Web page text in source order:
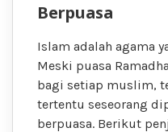
Berpuasa
Islam adalah agama
Meski puasa
bagi setiap muslim,
tertentu seseorang
berpuasa. Berikut